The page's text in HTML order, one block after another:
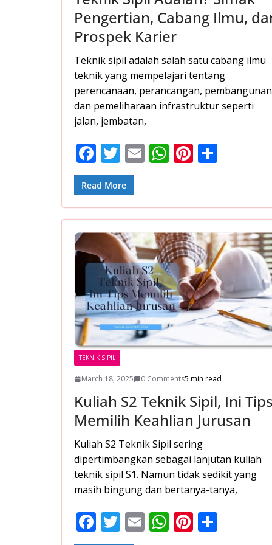
Pengertian, Cabang Ilmu,
Prospek Karier
Teknik sipil adalah salah satu cabang ilmu
teknik yang mempelajari tentang
perencanaan, perancangan,
dan pemeliharaan infrastruktur seperti
jalan, jembatan,
F
ac
e
b
o
o
k
T
w
itt
er
E
l
W
s
A
p
p
Pi
e
st
e
Read More
TEKNIK SIPIL
March 18, 2025 0 Comments5 min read
Kuliah S2 Teknik Sipil, Ini Tips
Memilih Keahlian Jurusan
Kuliah S2 Teknik Sipil sering
dipertimbangkan sebagai lanjutan kuliah
teknik sipil S1. Namun tidak sedikit yang
masih bingung dan bertanya-tanya,
F T E W Pi